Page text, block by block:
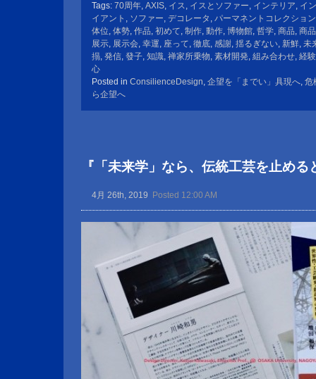
Tags: 70周年, AXIS, イス, イスとソファー, インテリア, イ
イアント , ソファー, デコレータ , パーマネントコレクション
体位, 体勢, 作品, 初めて, 制作, 動作, 博物館, 哲学, 商品, 商
展示, 展示会, 幸運, 座って, 徹底, 感謝, 揺るぎない, 新鮮, 未
搨, 発信, 發子, 知識, 禅家所乗物, 素材開発, 組み合わせ, 経験
心
Posted in ConsilienceDesign, 企望を「までい」具現へ, 危
ら企望へ
『「未来学」なら、伝統工芸を止め
4月 26th, 2019 Posted 12:00 AM